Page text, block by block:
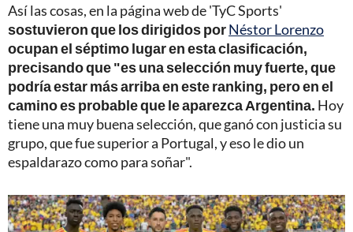
Así las cosas, en la página web de 'TyC Sports'
sostuvieron que los dirigidos porNéstor Lorenzo
ocupan el séptimo lugar en esta clasificación,
precisando que "es una selección muy fuerte, que
podría estar más arriba en este ranking, pero en el
camino es probable que le aparezca Argentina. Hoy
tiene una muy buena selección, que ganó con justicia su
grupo, que fue superior a Portugal, y eso le dio un
espaldarazo como para soñar".